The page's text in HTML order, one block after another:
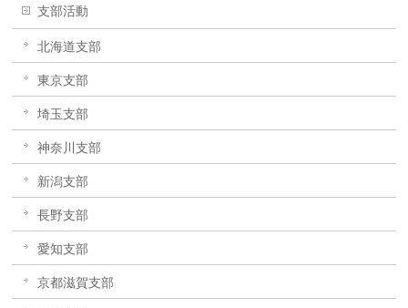
支部活動
北海道支部
東京支部
埼玉支部
神奈川支部
新潟支部
長野支部
愛知支部
京都滋賀支部